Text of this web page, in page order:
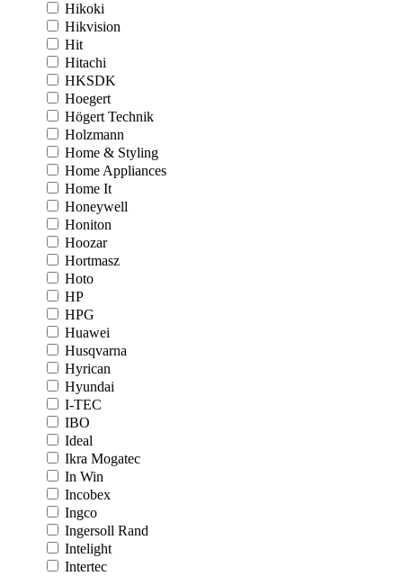
Hikoki
Hikvision
Hit
Hitachi
HKSDK
Hoegert
Högert Technik
Holzmann
Home & Styling
Home Appliances
Home It
Honeywell
Honiton
Hoozar
Hortmasz
Hoto
HP
HPG
Huawei
Husqvarna
Hyrican
Hyundai
I-TEC
IBO
Ideal
Ikra Mogatec
In Win
Incobex
Ingco
Ingersoll Rand
Intelight
Intertec